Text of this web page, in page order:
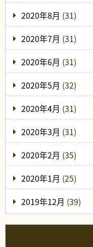
2020年8月 (31)
2020年7月 (31)
2020年6月 (31)
2020年5月 (32)
2020年4月 (31)
2020年3月 (31)
2020年2月 (35)
2020年1月 (25)
2019年12月 (39)